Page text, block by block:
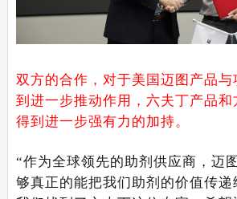
双方的合作，对于美国迈图产品与
到进一步推动作用，六夫丁产品
得到进一步强有力的加持。
“作为全球领先的助剂供应商，迈
够真正的能把我们助剂的价值传递